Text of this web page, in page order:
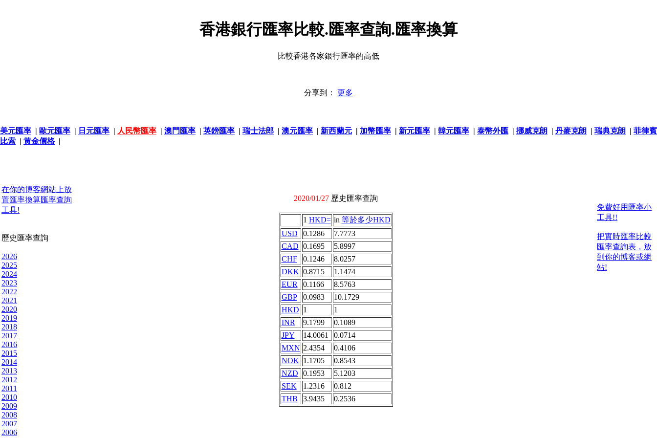
香港銀行匯率比較.匯率查詢.匯率換算
比較香港各家銀行匯率的高低
分享到： 更多
美元匯率 | 歐元匯率 | 日元匯率 | 人民幣匯率 | 澳門匯率 | 英鎊匯率 | 瑞士法郎 | 澳元匯率 | 新西蘭元 | 加幣匯率 | 新元匯率 | 韓元匯率 | 泰幣外匯 | 挪威克朗 | 丹麥克朗 | 瑞典克朗 | 菲律賓
比索 | 黃金價格|
在你的博客網站上放
置匯率換算匯率查詢
工具!
歷史匯率查詢
2026
2025
2024
2023
2022
2021
2020
2019
2018
2017
2016
2015
2014
2013
2012
2011
2010
2009
2008
2007
2006
2020/01/27 歷史匯率查詢
1 HKD= in 等於多少HKD
USD
0.1286
7.7773
CAD 0.1695
5.8997
CHF
0.1246
8.0257
DKK 0.8715
1.1474
EUR
0.1166
8.5763
GBP
0.0983
10.1729
HKD 1
1
INR
9.1799
0.1089
JPY
14.0061
0.0714
MXN 2.4354
0.4106
NOK 1.1705
0.8543
NZD
0.1953
5.1203
SEK
1.2316
0.812
THB
3.9435 0.2536
免費好用匯率小
工具!!
把實時匯率比較
匯率查詢表，放
到你的博客或網
站!